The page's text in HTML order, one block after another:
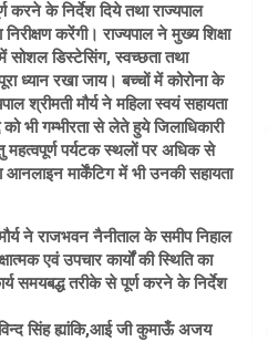
करने के निर्देश दिये तथा राज्यपाल
करेंगी। राज्यपाल ने मुख्य शिक्षा
में सोशल डिस्टेसिंग, स्वच्छता तथा
ध्यान रखा जाय। बच्चों में कोरोना के
श्रीमती मौर्य ने महिला स्वयं सहायता
भी गम्भीरता से लेते हुये जिलाधिकारी
महत्वपूर्ण पर्यटक स्थलों पर अधिक से
मार्केंटिग में भी उनकी सहायता
ने राजभवन नैनीताल के समीप निहाल
एवं उपचार कार्यों की स्थिति का
समयबद्ध तरीके से पूर्ण करने के निर्देश
सिंह ह्यांकि,आई जी कुमाऊँ अजय